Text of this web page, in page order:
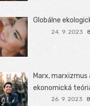
Globálne
24. 9. 2023
Marx, marxizmus
ekonomická
26. 9. 2023